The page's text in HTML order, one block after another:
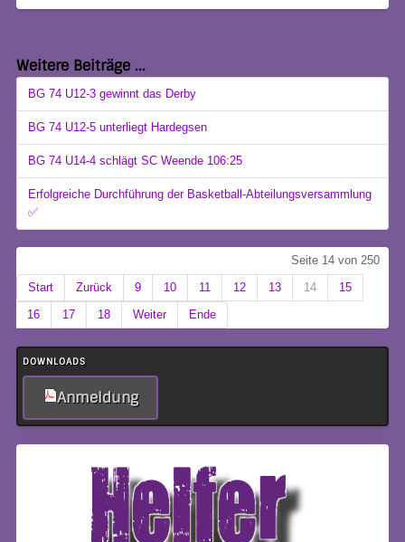
DOWNLOADS
Anmeldung
Weitere Beiträge ...
BG 74 U12-3 gewinnt das Derby
BG 74 U12-5 unterliegt Hardegsen
BG 74 U14-4 schlägt SC Weende 106:25
Erfolgreiche Durchführung der Basketball-Abteilungsversammlung
✅
Seite 14 von 250
Start
Zurück 9 10 11 12 13 14
15
16
17 18 Weiter Ende